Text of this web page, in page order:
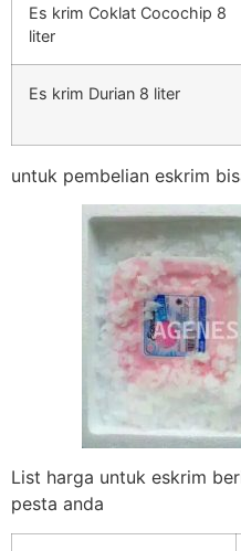
Es krim Coklat Cocochip 8
liter
Es krim Durian 8 liter
untuk pembelian eskrim
List harga untuk eskrim
pesta anda